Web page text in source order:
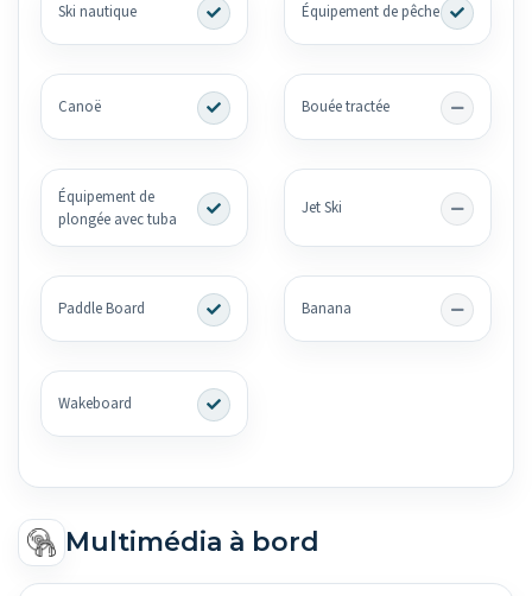
Ski nautique Équipement de pêche
Canoë Bouée tractée
Équipement de
plongée avec tuba
Jet Ski
Paddle Board Banana
Wakeboard
Multimédia à bord